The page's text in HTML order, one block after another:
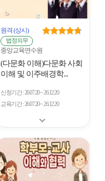
원격 (상시)
법정의무
중앙교육연수원
(다문화 이해)다문화 사회
이해 및 이주배경학...
신청기간 26.07.20 ~ 26.12.20
교육기간 26.07.20 ~ 26.12.20